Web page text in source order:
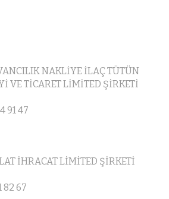
NAKLİYE İLAÇ TÜTÜN
VE TİCARET LİMİTED ŞİRKETİ
91 47
İHRACAT LİMİTED ŞİRKETİ
82 67